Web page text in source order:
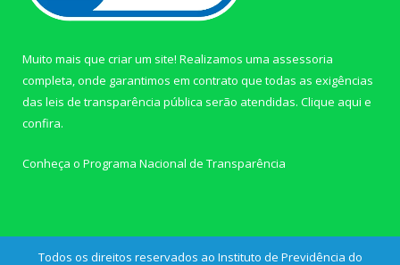
Muito mais que criar um site! Realizamos uma assessoria
completa, onde garantimos em contrato que todas as exigências
das leis de transparência pública serão atendidas. Clique aqui e
confira.
Conheça o Programa Nacional de Transparência
Todos os direitos reservados ao Instituto de Previdência do